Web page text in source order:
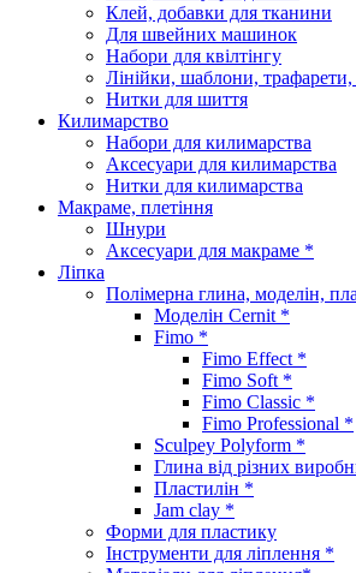
Клей, добавки для тканини
Для швейних машинок
Набори для квілтінгу
Лінійки, шаблони,
Нитки для шиття
Килимарство
Набори для килимарства
Аксесуари для килимарства
Нитки для килимарства
Макраме, плетіння
Шнури
Аксесуари для макраме *
Ліпка
Полімерна глина, моделін,
Моделін Cernit *
Fimo *
Fimo Effect *
Fimo Soft *
Fimo Classic *
Fimo Professional *
Sculpey Polyform *
Глина від різних
Пластилін *
Jam clay *
Форми для пластику
Інструменти для ліплення *